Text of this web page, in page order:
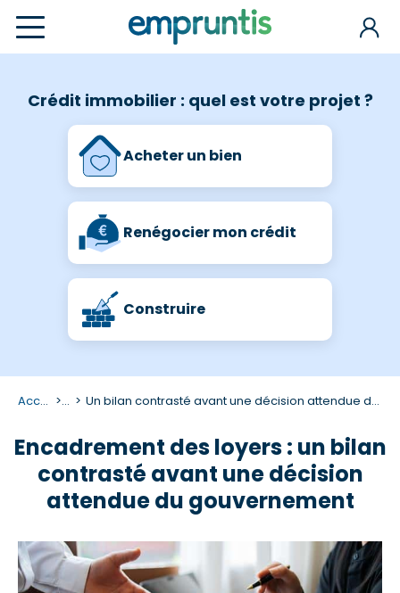
Crédit immobilier : quel est votre projet ?
Acheter un bien
Renégocier mon crédit
Construire
Accueil ... Un bilan contrasté avant une décision attendue du gouvernement
Encadrement des loyers : un bilan
contrasté avant une décision
attendue du gouvernement